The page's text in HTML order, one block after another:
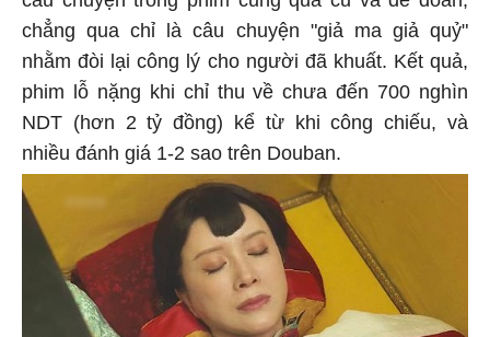
chẳng qua chỉ là câu chuyện "giả ma giả quỷ"
nhằm đòi lại công lý cho người đã khuất. Kết quả,
phim lỗ nặng khi chỉ thu về chưa đến 700 nghìn
NDT (hơn 2 tỷ đồng) kể từ khi công chiếu, và
nhiều đánh giá 1-2 sao trên Douban.